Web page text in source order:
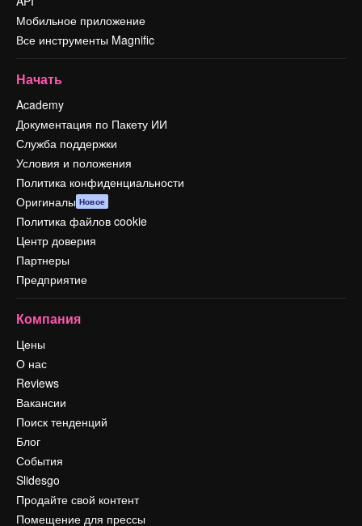
Мобильное приложение
Все инструменты Magnific
Начать
Academy
Документация по Пакету ИИ
Служба поддержки
Условия и положения
Политика конфиденциальности
Оригиналы Новое
Политика файлов cookie
Центр доверия
Партнеры
Предприятие
Компания
Цены
О нас
Reviews
Вакансии
Поиск тенденций
Блог
События
Slidesgo
Продайте свой контент
Помещение для прессы